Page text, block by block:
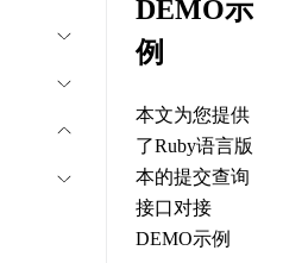
DEMO示
例
本文为您提供
了Ruby语言版
本的提交查询
接口对接
DEMO示例